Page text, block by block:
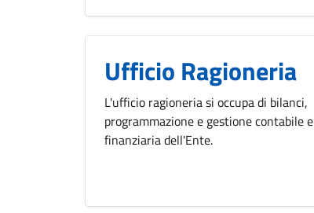
Ufficio Ragioneria
L'ufficio ragioneria si occupa di bilanci,
programmazione e gestione contabile e
finanziaria dell'Ente.